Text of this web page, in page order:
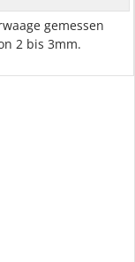
gemessen
2 bis 3mm.